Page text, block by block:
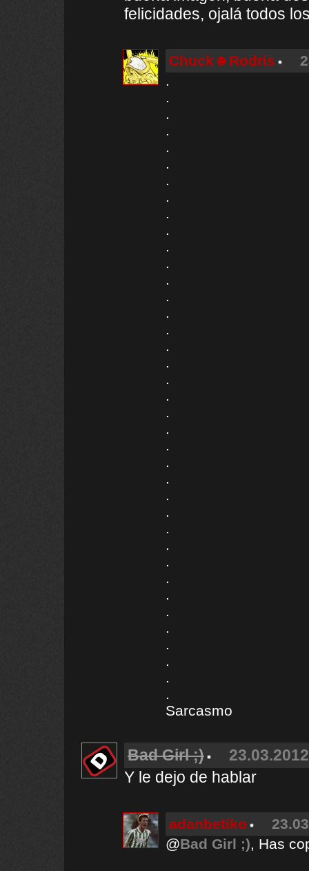
felicidades, ojalá todos
Chuck☻Rodris
.
.
.
.
.
.
.
.
.
.
.
.
.
.
.
.
.
.
.
.
.
.
.
.
.
.
.
.
.
.
.
.
.
.
.
.
.
.
Sarcasmo
Bad Girl ;)
Y le dejo de hablar
adanbetiko
@Bad Girl ;), Has